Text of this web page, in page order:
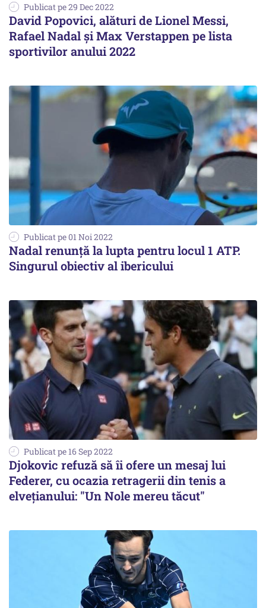
Publicat pe 29 Dec 2022
David Popovici, alături de Lionel Messi,
Rafael Nadal și Max Verstappen pe lista
sportivilor anului 2022
Publicat pe 01 Noi 2022
Nadal renunţă la lupta pentru locul 1 ATP.
Singurul obiectiv al ibericului
Publicat pe 16 Sep 2022
Djokovic refuză să îi ofere un mesaj lui
Federer, cu ocazia retragerii din tenis a
elvețianului: "Un Nole mereu tăcut"